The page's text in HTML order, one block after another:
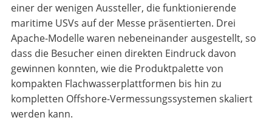
einer der wenigen Aussteller, die funktionierende
maritime USVs auf der Messe präsentierten. Drei
Apache-Modelle waren nebeneinander ausgestellt, so
dass die Besucher einen direkten Eindruck davon
gewinnen konnten, wie die Produktpalette von
kompakten Flachwasserplattformen bis hin zu
kompletten Offshore-Vermessungssystemen skaliert
werden kann.